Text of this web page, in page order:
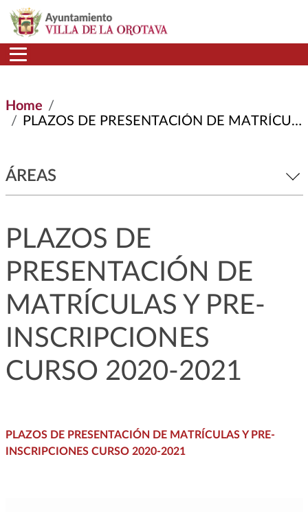
Skip to main content
Home
PLAZOS DE PRESENTACIÓN DE MATRÍCULAS Y PRE-INSCRIPCIONES CURSO 2020-2021
ÁREAS
PLAZOS DE
PRESENTACIÓN DE
MATRÍCULAS Y PRE-
INSCRIPCIONES
CURSO 2020-2021
PLAZOS DE PRESENTACIÓN DE MATRÍCULAS Y PRE-
INSCRIPCIONES CURSO 2020-2021